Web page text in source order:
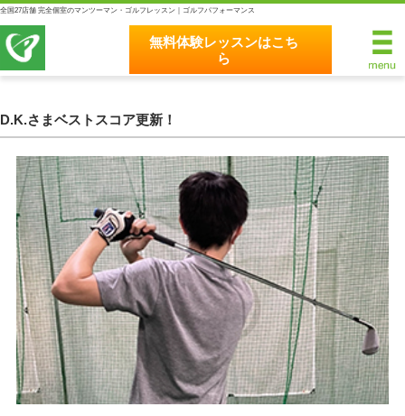
全国27店舗 完全個室のマンツーマン・ゴルフレッスン｜ゴルフパフォーマンス
無料体験レッスンはこち
ら
無料体験レッスンはこちら
完全個室マンツーマンレッスン
統一されたレッスン理論
最新のスイング解析システム
独自のコースティーチング
クラブフィッティングの５つのこだわり
全額返金保証
D.K.さまベストスコア更新！